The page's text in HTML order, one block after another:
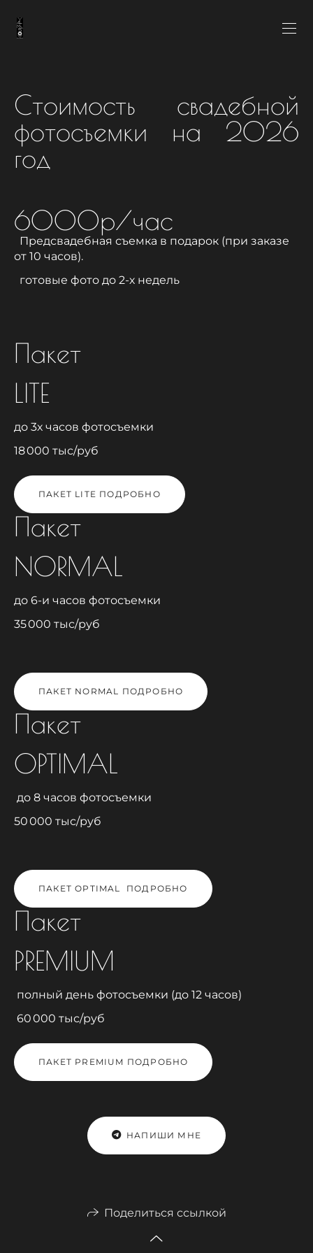
Стоимость свадебной
фотосъемки на 2026
год
6000р/час
Предсвадебная съемка в подарок (при заказе
от 10 часов).
готовые фото до 2-х недель
Пакет
LITE
до 3х часов фотосъемки
18 000 тыс/руб
ПАКЕТ LITE ПОДРОБНО
Пакет
NORMAL
до 6-и часов фотосъемки
35 000 тыс/руб
ПАКЕТ NORMAL ПОДРОБНО
Пакет
OPTIMAL
до 8 часов фотосъемки
50 000 тыс/руб
ПАКЕТ OPTIMAL ПОДРОБНО
Пакет
PREMIUM
полный день фотосъемки (до 12 часов)
60 000 тыс/руб
ПАКЕТ PREMIUM ПОДРОБНО
НАПИШИ МНЕ
Поделиться ссылкой